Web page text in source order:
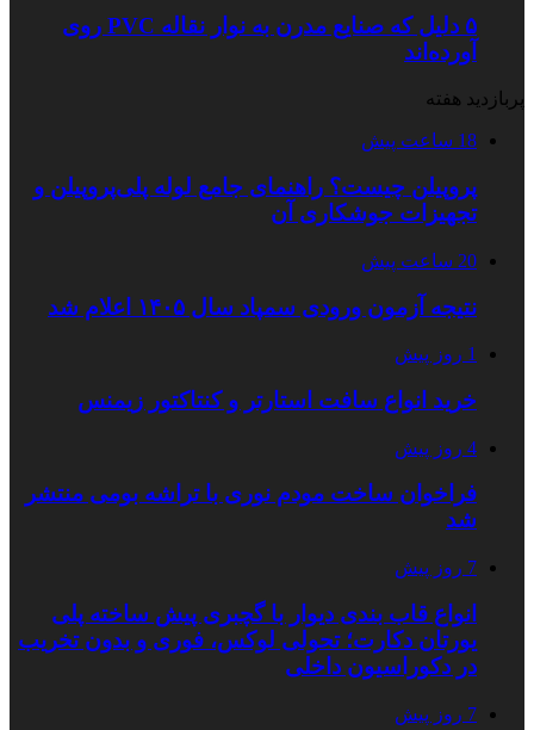
۵ دلیل که صنایع مدرن به نوار نقاله PVC روی
آورده‌اند
پربازدید هفته
18 ساعت پیش
پروپیلن چیست؟ راهنمای جامع لوله پلی‌پروپیلن و
تجهیزات جوشکاری آن
20 ساعت پیش
نتیجه آزمون ورودی سمپاد سال ۱۴۰۵ اعلام شد
1 روز پیش
خرید انواع سافت استارتر و کنتاکتور زیمنس
4 روز پیش
فراخوان ساخت مودم نوری با تراشه بومی منتشر
شد
7 روز پیش
انواع قاب بندی دیوار با گچبری پیش ساخته پلی
یورتان دکارت؛ تحولی لوکس، فوری و بدون تخریب
در دکوراسیون داخلی
7 روز پیش